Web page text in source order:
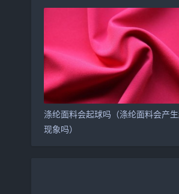
涤纶面料会起球吗（涤纶面料会产
现象吗）